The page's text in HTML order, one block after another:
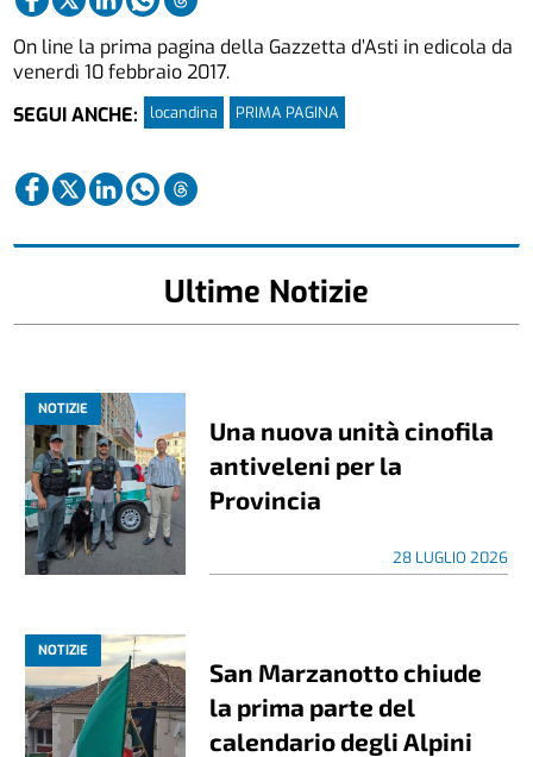
On line la prima pagina della Gazzetta d’Asti in edicola da
venerdì 10 febbraio 2017.
SEGUI ANCHE:
locandina PRIMA PAGINA
Ultime Notizie
NOTIZIE
Una nuova unità cinofila
antiveleni per la
Provincia
28 LUGLIO 2026
NOTIZIE
San Marzanotto chiude
la prima parte del
calendario degli Alpini